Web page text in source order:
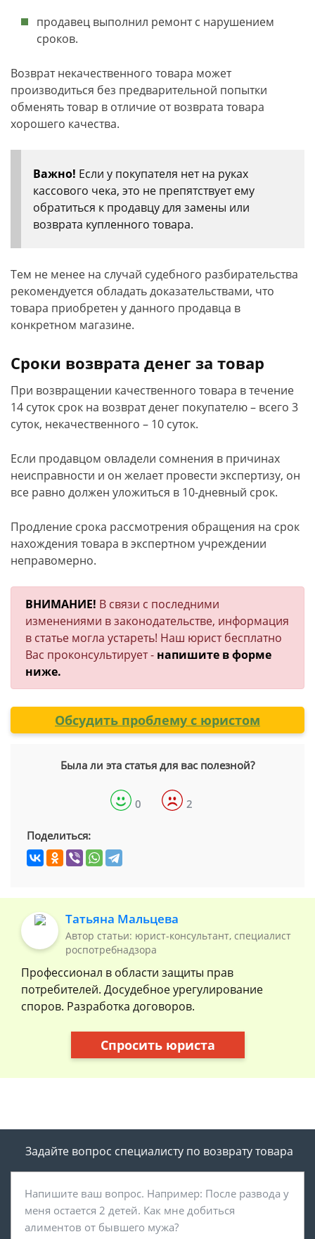
продавец выполнил ремонт с нарушением
сроков.
Возврат некачественного товара может
производиться без предварительной попытки
обменять товар в отличие от возврата товара
хорошего качества.
Важно! Если у покупателя нет на руках
кассового чека, это не препятствует ему
обратиться к продавцу для замены или
возврата купленного товара.
Тем не менее на случай судебного разбирательства
рекомендуется обладать доказательствами, что
товара приобретен у данного продавца в
конкретном магазине.
Сроки возврата денег за товар
При возвращении качественного товара в течение
14 суток срок на возврат денег покупателю – всего 3
суток, некачественного – 10 суток.
Если продавцом овладели сомнения в причинах
неисправности и он желает провести экспертизу, он
все равно должен уложиться в 10-дневный срок.
Продление срока рассмотрения обращения на срок
нахождения товара в экспертном учреждении
неправомерно.
ВНИМАНИЕ! В связи с последними
изменениями в законодательстве, информация
в статье могла устареть! Наш юрист бесплатно
Вас проконсультирует - напишите в форме
ниже.
Обсудить проблему с юристом
Была ли эта статья для вас полезной?
0 2
Поделиться:
Татьяна Мальцева
Автор статьи: юрист-консультант, специалист
роспотребнадзора
Профессионал в области защиты прав
потребителей. Досудебное урегулирование
споров. Разработка договоров.
Спросить юриста
Задайте вопрос специалисту по возврату товара